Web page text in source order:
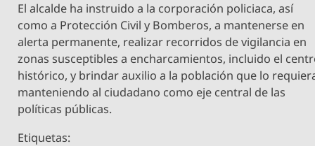
El alcalde ha instruido a la corporación policiaca, así
como a Protección Civil y Bomberos, a mantenerse en
alerta permanente, realizar recorridos de vigilancia en
zonas susceptibles a encharcamientos, incluido el
histórico, y brindar auxilio a la población que lo
manteniendo al ciudadano como eje central de las
políticas públicas.
Etiquetas: